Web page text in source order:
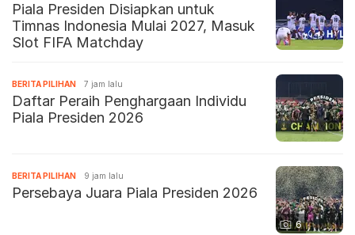
Piala Presiden Disiapkan untuk
Timnas Indonesia Mulai 2027, Masuk
Slot FIFA Matchday
BERITA PILIHAN 7 jam lalu
Daftar Peraih Penghargaan Individu
Piala Presiden 2026
6
BERITA PILIHAN 9 jam lalu
Persebaya Juara Piala Presiden 2026